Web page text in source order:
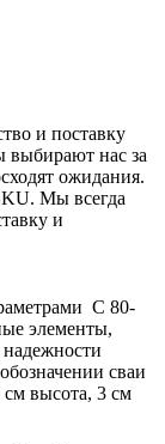
и поставку
нас за
ожидания.
Мы всегда
и
С 80-
элементы,
надежности
сваи
высота, 3 см